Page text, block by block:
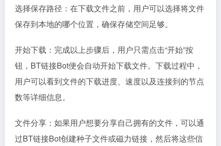
选择保存路径：在下载文件之前，用户可以选择将文件
保存到本地的哪个位置，确保存储空间足够。
开始下载：完成以上步骤后，用户只需点击“开始”按
钮，BT链接Bot便会自动开始下载文件。下载过程中，
用户可以看到文件的下载进度、速度以及连接到的节点
数等详细信息。
文件分享：如果用户想要分享自己拥有的文件，可以通
过BT链接Bot创建种子文件或磁力链接，然后将这些信